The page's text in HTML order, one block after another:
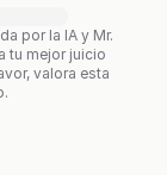
por la IA y Mr.
tu mejor juicio
valora esta